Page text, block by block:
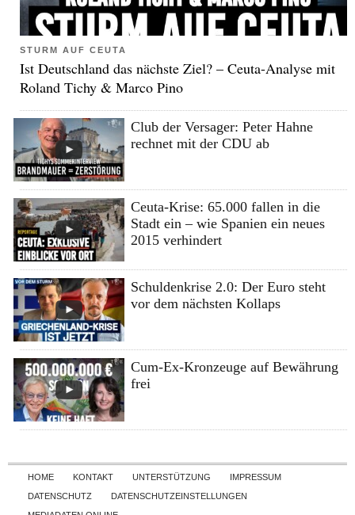
STURM AUF CEUTA
Ist Deutschland das nächste Ziel? – Ceuta-Analyse mit
Roland Tichy & Marco Pino
Club der Versager: Peter Hahne
rechnet mit der CDU ab
Ceuta-Krise: 65.000 fallen in die
Stadt ein – wie Spanien ein neues
2015 verhindert
Schuldenkrise 2.0: Der Euro steht
vor dem nächsten Kollaps
Cum-Ex-Kronzeuge auf Bewährung
frei
Skip to content
HOME KONTAKT UNTERSTÜTZUNG
IMPRESSUM
DATENSCHUTZ
DATENSCHUTZEINSTELLUNGEN